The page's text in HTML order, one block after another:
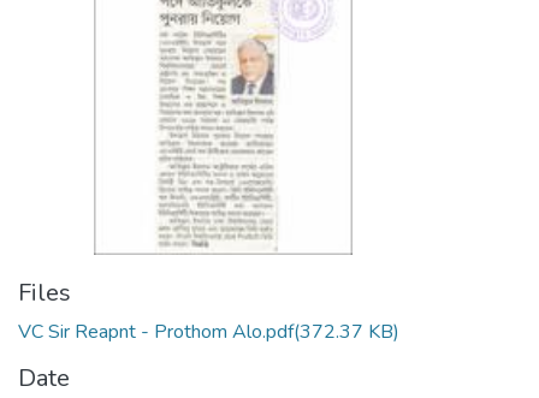
Files
VC Sir Reapnt - Prothom Alo.pdf(372.37 KB)
Date